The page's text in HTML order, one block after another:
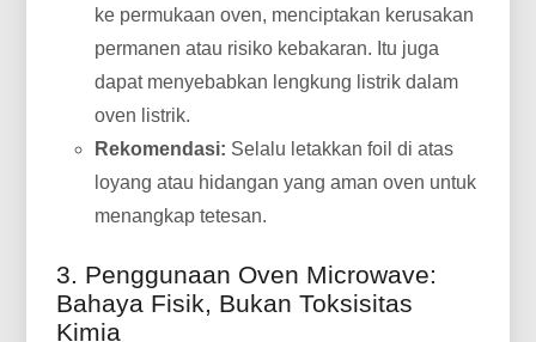
ke permukaan oven, menciptakan kerusakan
permanen atau risiko kebakaran. Itu juga
dapat menyebabkan lengkung listrik dalam
oven listrik.
Rekomendasi: Selalu letakkan foil di atas
loyang atau hidangan yang aman oven untuk
menangkap tetesan.
3. Penggunaan Oven Microwave:
Bahaya Fisik, Bukan Toksisitas
Kimia